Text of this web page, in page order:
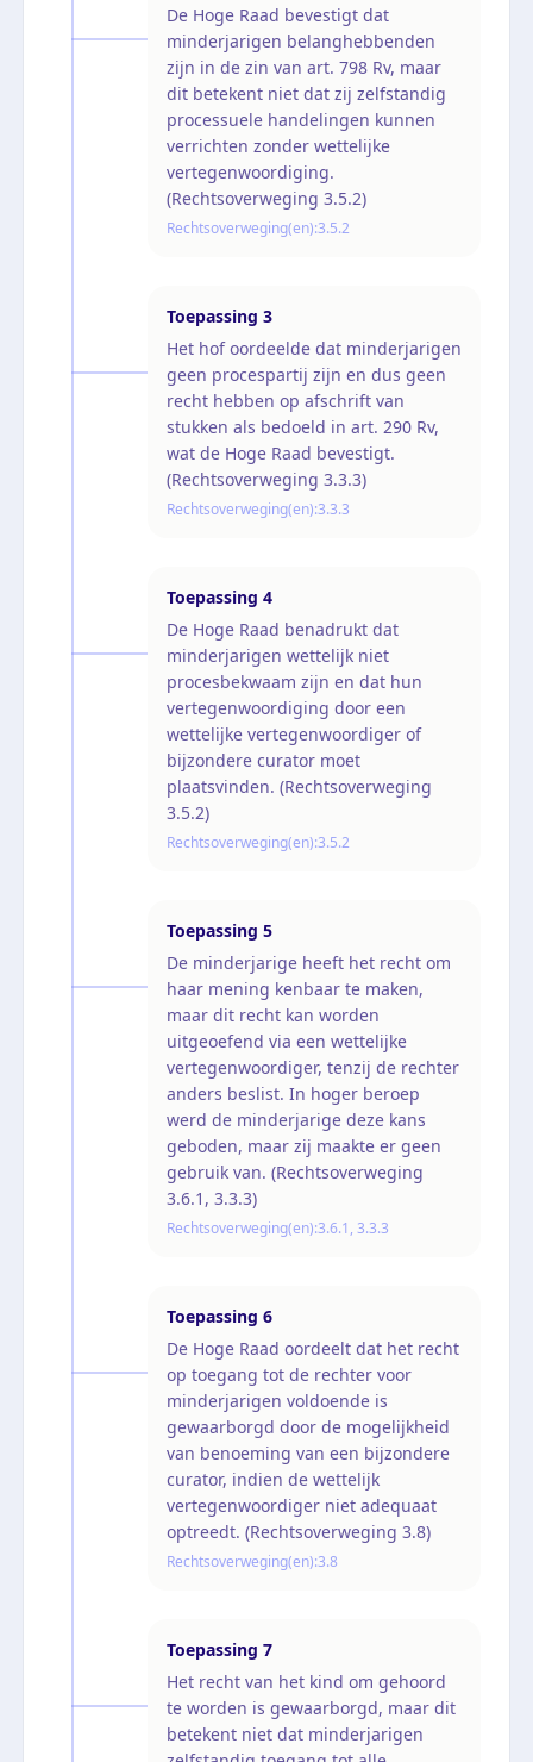
De Hoge Raad bevestigt dat
minderjarigen belanghebbenden
zijn in de zin van art. 798 Rv, maar
dit betekent niet dat zij zelfstandig
processuele handelingen kunnen
verrichten zonder wettelijke
vertegenwoordiging.
(Rechtsoverweging 3.5.2)
Rechtsoverweging(en):3.5.2
Toepassing 3
Het hof oordeelde dat minderjarigen
geen procespartij zijn en dus geen
recht hebben op afschrift van
stukken als bedoeld in art. 290 Rv,
wat de Hoge Raad bevestigt.
(Rechtsoverweging 3.3.3)
Rechtsoverweging(en):3.3.3
Toepassing 4
De Hoge Raad benadrukt dat
minderjarigen wettelijk niet
procesbekwaam zijn en dat hun
vertegenwoordiging door een
wettelijke vertegenwoordiger of
bijzondere curator moet
plaatsvinden. (Rechtsoverweging
3.5.2)
Rechtsoverweging(en):3.5.2
Toepassing 5
De minderjarige heeft het recht om
haar mening kenbaar te maken,
maar dit recht kan worden
uitgeoefend via een wettelijke
vertegenwoordiger, tenzij de rechter
anders beslist. In hoger beroep
werd de minderjarige deze kans
geboden, maar zij maakte er geen
gebruik van. (Rechtsoverweging
3.6.1, 3.3.3)
Rechtsoverweging(en):3.6.1, 3.3.3
Toepassing 6
De Hoge Raad oordeelt dat het recht
op toegang tot de rechter voor
minderjarigen voldoende is
gewaarborgd door de mogelijkheid
van benoeming van een bijzondere
curator, indien de wettelijk
vertegenwoordiger niet adequaat
optreedt. (Rechtsoverweging 3.8)
Rechtsoverweging(en):3.8
Toepassing 7
Het recht van het kind om gehoord
te worden is gewaarborgd, maar dit
betekent niet dat minderjarigen